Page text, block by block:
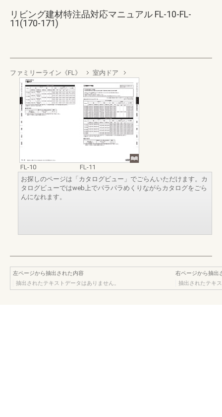
リビング建材特注品対応マニュアル FL-10-FL-
11(170-171)
ファミリーライン《FL》 室内ドア
FL-10
FL-11
お探しのページは「カタログビュー」でごらんいただけます。カ
タログビューではweb上でパラパラめくりながらカタログをごら
んになれます。
左ページから抽出された内容
抽出されたテキストデータはありません。
右ページから抽出
抽出されたテキ